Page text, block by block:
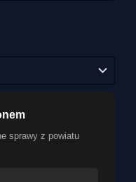
sprawy z powiatu